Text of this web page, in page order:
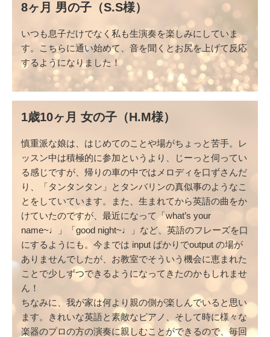
8ヶ月 男の子（S.S様）
いつも息子だけでなく私も生演奏を楽しみにしていま
す。こちらに通い始めて、音を聞くとお尻を上げて反応
するようになりました！
1歳10ヶ月 女の子（H.M様）
慎重派な娘は、はじめてのことや場がちょっと苦手。レ
ッスン中は積極的に参加というより、じーっと伺ってい
る感じですが、帰りの車の中ではメロディを口ずさんだ
り、「タンタンタン」とタンバリンの真似事のようなこ
とをしていています。また、生まれてから英語の曲をか
けていたのですが、最近になって「what’s your
name~♩」「good night~♩」など、英語のフレーズを口
にするようにも。今までは input ばかりでoutput の場が
ありませんでしたが、お教室でそういう機会に恵まれた
ことで少しずつできるようになってきたのかもしれませ
ん！
ちなみに、我が家は何より親の側が楽しんでいると思い
ます。きれいな英語と素敵なピアノ、そして時に様々な
楽器のプロの方の演奏に親しむことができるので、毎回